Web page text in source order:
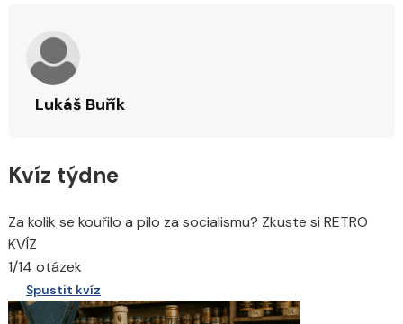
Lukáš Buřík
Kvíz týdne
Za kolik se kouřilo a pilo za socialismu? Zkuste si RETRO
KVÍZ
1/14 otázek
Spustit kvíz